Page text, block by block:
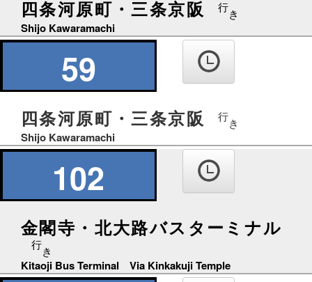
四条河原町・三条京阪 行き
Shijo Kawaramachi
59
四条河原町・三条京阪 行き
Shijo Kawaramachi
102
金閣寺・北大路バスターミナル
行き
Kitaoji Bus Terminal Via Kinkakuji Temple